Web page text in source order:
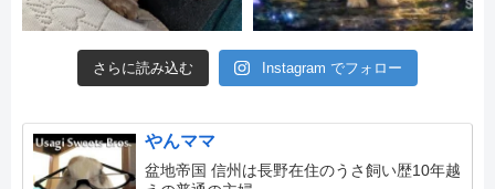
さらに読み込む Instagram でフォロー
やんママ
盆地帝国 信州は長野在住のうさ飼い歴10年越